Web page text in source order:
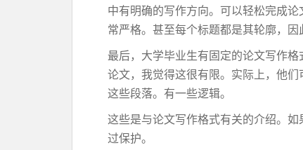
中有明确的写作方向。可以轻松完成
常严格。甚至每个标题都是其轮廓，
最后，大学毕业生有固定的论文写作
论文，我觉得这很有限。实际上，他
这些段落。有一些逻辑。
这些是与论文写作格式有关的介绍。
过保护。